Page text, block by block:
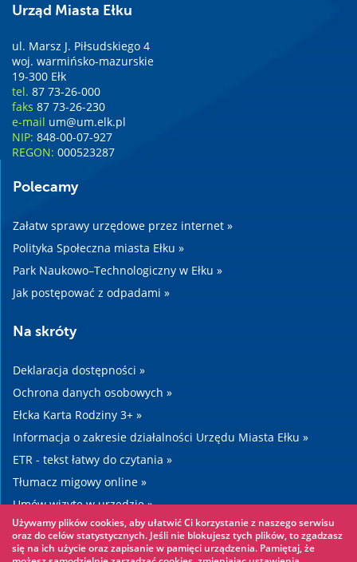
Urząd Miasta Ełku
ul. Marsz J. Piłsudskiego 4
woj. warmińsko-mazurskie
19-300 Ełk
tel. 87 73-26-000
faks 87 73-26-230
e-mail um@um.elk.pl
NIP: 848-00-07-927
REGON: 000523287
Polecamy
Załatw sprawy urzędowe przez internet »
Polityka Społeczna miasta Ełku »
Park Naukowo–Technologiczny w Ełku »
Jak postępować z odpadami »
Na skróty
Deklaracja dostępności »
Ochrona danych osobowych »
Ełcka Karta Rodziny 3+ »
Informacja o zakresie działalności Urzędu Miasta Ełku »
ETR - tekst łatwy do czytania »
Tłumacz migowy online »
Umów wizytę w urzędzie »
Drogi »
Używamy plików cookies, aby ułatwić Ci korzystanie z naszego serwisu
oraz do celów statystycznych. Jeśli nie blokujesz tych plików, to zgadzasz
się na ich użycie oraz zapisanie w pamięci urządzenia. Pamiętaj, że